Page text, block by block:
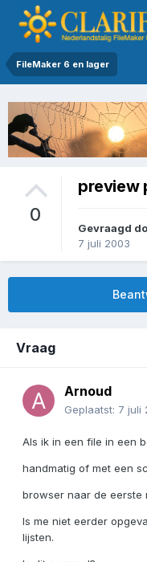
FileMaker 6 en lager
0
preview
Gevraagd
7 juli 2003
Vraag
Arnoud
Geplaatst: 7 juli
Als ik in een file in een
handmatig of met een
browser naar de eerste
Is me niet eerder
lijsten.